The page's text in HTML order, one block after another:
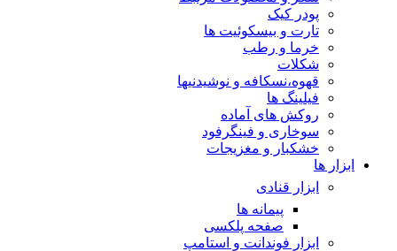
پودر کیک
تارت و بیسکوئیت ها
خرما و رطب
شکلات
قهوه،نسکافه و نوشیدنیها
فیلینگ ها
روکش های آماده
سوخاری و فینگرفود
خشکبار و مغزیجات
ابزار ها
ابزار قنادی
پیمانه ها
صفحه پلکسی
ابزار فوندانت و استامپ